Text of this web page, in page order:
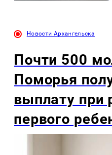
Новости Архангельска
Почти 500
Поморья
выплату при
первого